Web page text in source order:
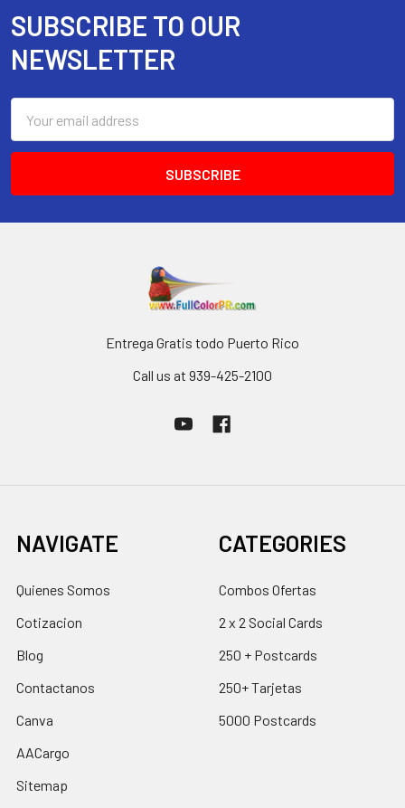
Footer
SUBSCRIBE TO OUR
NEWSLETTER
Address
Entrega Gratis todo Puerto Rico
Call us at 939-425-2100
NAVIGATE
Quienes Somos
Cotizacion
Blog
Contactanos
Canva
AACargo
Sitemap
CATEGORIES
Combos Ofertas
2 x 2 Social Cards
250 + Postcards
250+ Tarjetas
5000 Postcards